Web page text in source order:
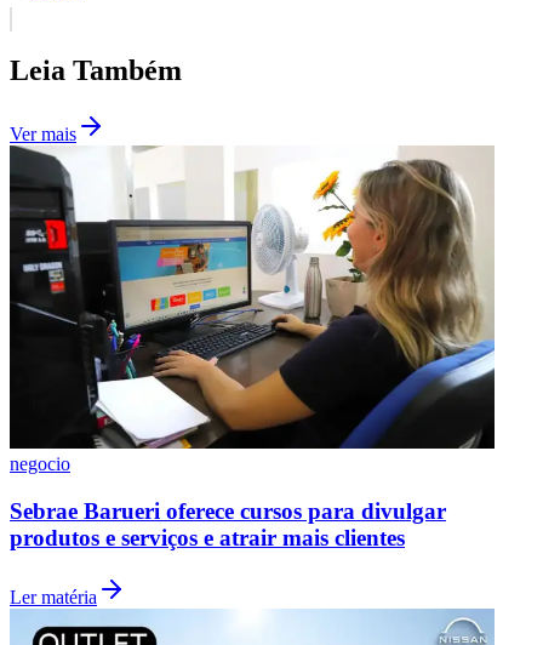
São Paulo
Leia Também
Ver mais
negocio
Sebrae Barueri oferece cursos para divulgar
produtos e serviços e atrair mais clientes
Ler matéria